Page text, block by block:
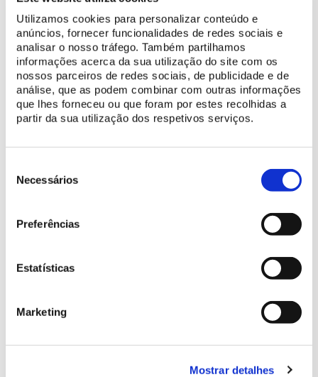
Utilizamos cookies para personalizar conteúdo e
anúncios, fornecer funcionalidades de redes sociais e
analisar o nosso tráfego. Também partilhamos
informações acerca da sua utilização do site com os
nossos parceiros de redes sociais, de publicidade e de
análise, que as podem combinar com outras informações
que lhes forneceu ou que foram por estes recolhidas a
partir da sua utilização dos respetivos serviços.
Necessários
Preferências
Estatísticas
Marketing
Mostrar detalhes
PÚBLICO-ALVO
Guias e profissionais
de Turismo
INSCRIÇÃO
Gratuita
a transmissão e a renovação de conhecimentos, bem como a
divulgação dos projetos que leva a cabo, com o objetivo de
contribuir para a melhoria contínua da qualidade das visitas
efetuadas por estes profissionais no património sob a sua